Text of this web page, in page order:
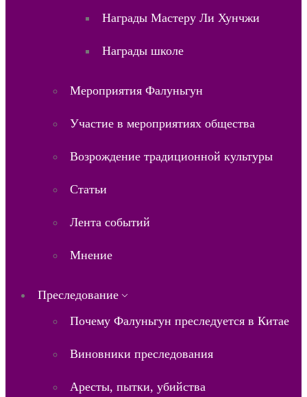
Награды Мастеру Ли Хунчжи
Награды школе
Мероприятия Фалуньгун
Участие в мероприятиях общества
Возрождение традиционной культуры
Статьи
Лента событий
Мнение
Преследование
Почему Фалуньгун преследуется в Китае
Виновники преследования
Аресты, пытки, убийства